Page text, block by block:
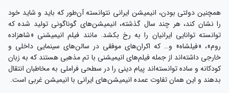
همچنین دولتی بودن، انیمیشن ایرانی نتوانسته آن‌طور که باید و شاید خود
را نشان کند، هر چند سال گذشته، انیمیشن‌های گوناگونی تولید شده که
توانسته توانایی ایرانیان را به رخ بکشد. مانند فیلم انیمیشنی «شاهزاده
روم»، «فیلشاه» و… که اکران‌های موفقی در سالن‌های سینمایی داخلی و
خارجی داشته‌اند از جمله فیلم‌های انیمیشنی با تم مذهبی هستند که به زبان
کودکانه و ساده توانسته‌اند پیام دینی را در سطحی فراملی به مخاطبان انتقال
بدهند و این همان تفاوت عمده انیمیشن‌های ایرانی با انیمیشن غربی است.